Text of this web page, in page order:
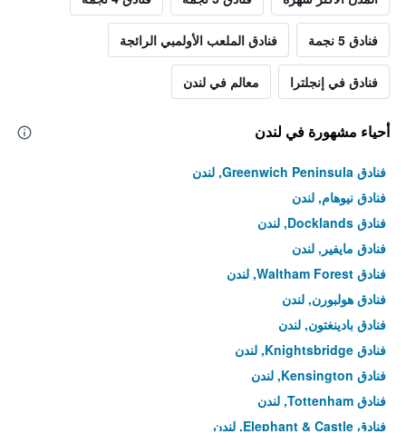
فنادق 5 نجمة فنادق الملعب الأولمبي الرائجة
فنادق في إنجلترا معالم في لندن
أحياء مشهورة في لندن
فنادق Greenwich Peninsula, لندن
فنادق نيوهام, لندن
فنادق Docklands, لندن
فنادق مايفير, لندن
فنادق Waltham Forest, لندن
فنادق هولبورن, لندن
فنادق بادينغتون, لندن
فنادق Knightsbridge, لندن
فنادق Kensington, لندن
فنادق Tottenham, لندن
فنادق Elephant & Castle, لندن